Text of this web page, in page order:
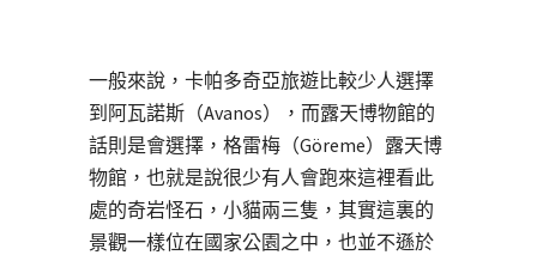
一般來說，卡帕多奇亞旅遊比較少人選擇
到阿瓦諾斯（Avanos），而露天博物館的
話則是會選擇，格雷梅（Göreme）露天博
物館，也就是說很少有人會跑來這裡看此
處的奇岩怪石，小貓兩三隻，其實這裏的
景觀一樣位在國家公園之中，也並不遜於